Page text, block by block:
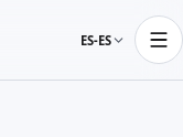
ES-ES